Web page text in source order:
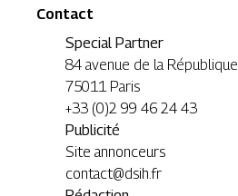
Contact
Special Partner
84 avenue de la République
75011 Paris
+33 (0)2 99 46 24 43
Publicité
Site annonceurs
contact@dsih.fr